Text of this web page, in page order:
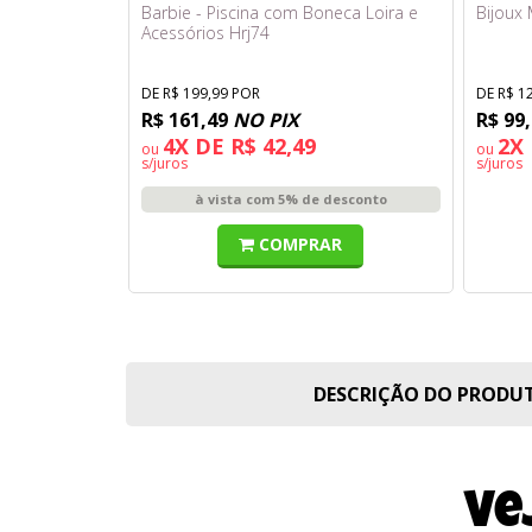
Barbie - Piscina com Boneca Loira e
Acessórios Hrj74
DE R$ 199,99 POR
R$ 161,49 NO PIX
ou 4X DE R$ 42,49
s/juros
à vista com 5% de desconto
COMPRAR
Bijoux
DE R$
R$
ou 2X
s/juros
DESCRIÇÃO DO